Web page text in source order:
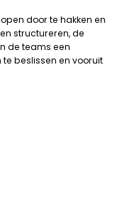
door te hakken en
structureren, de
de teams een
beslissen en vooruit